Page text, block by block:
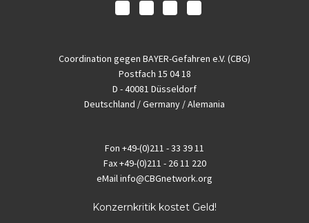
Coordination gegen BAYER-Gefahren e.V. (CBG)
Postfach 15 04 18
D - 40081 Düsseldorf
Deutschland / Germany / Alemania
Fon +49-(0)211 - 33 39 11
Fax+49-(0)211 - 26 11 220
eMailinfo@CBGnetwork.org
Konzernkritik kostet Geld!